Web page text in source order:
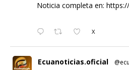
Noticia completa en:
X
Ecuanoticias.oficial